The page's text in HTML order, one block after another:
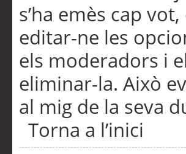
s’ha emès cap
editar-ne les
els moderadors i
eliminar-la. Això
al mig de la seva
Torna a l’inici